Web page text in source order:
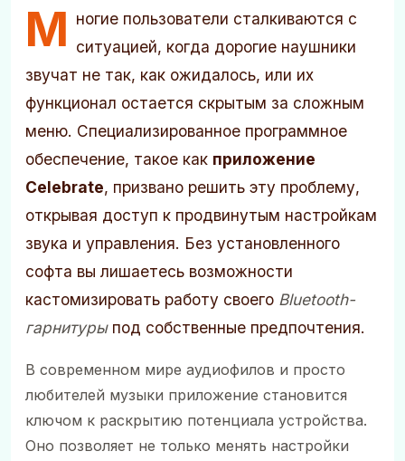
М ногие пользователи сталкиваются с
ситуацией, когда дорогие наушники
звучат не так, как ожидалось, или их
функционал остается скрытым за сложным
меню. Специализированное программное
обеспечение, такое как приложение
Celebrate, призвано решить эту проблему,
открывая доступ к продвинутым настройкам
звука и управления. Без установленного
софта вы лишаетесь возможности
кастомизировать работу своего Bluetooth-
гарнитурыпод собственные предпочтения.
В современном мире аудиофилов и просто
любителей музыки приложение становится
ключом к раскрытию потенциала устройства.
Оно позволяет не только менять настройки